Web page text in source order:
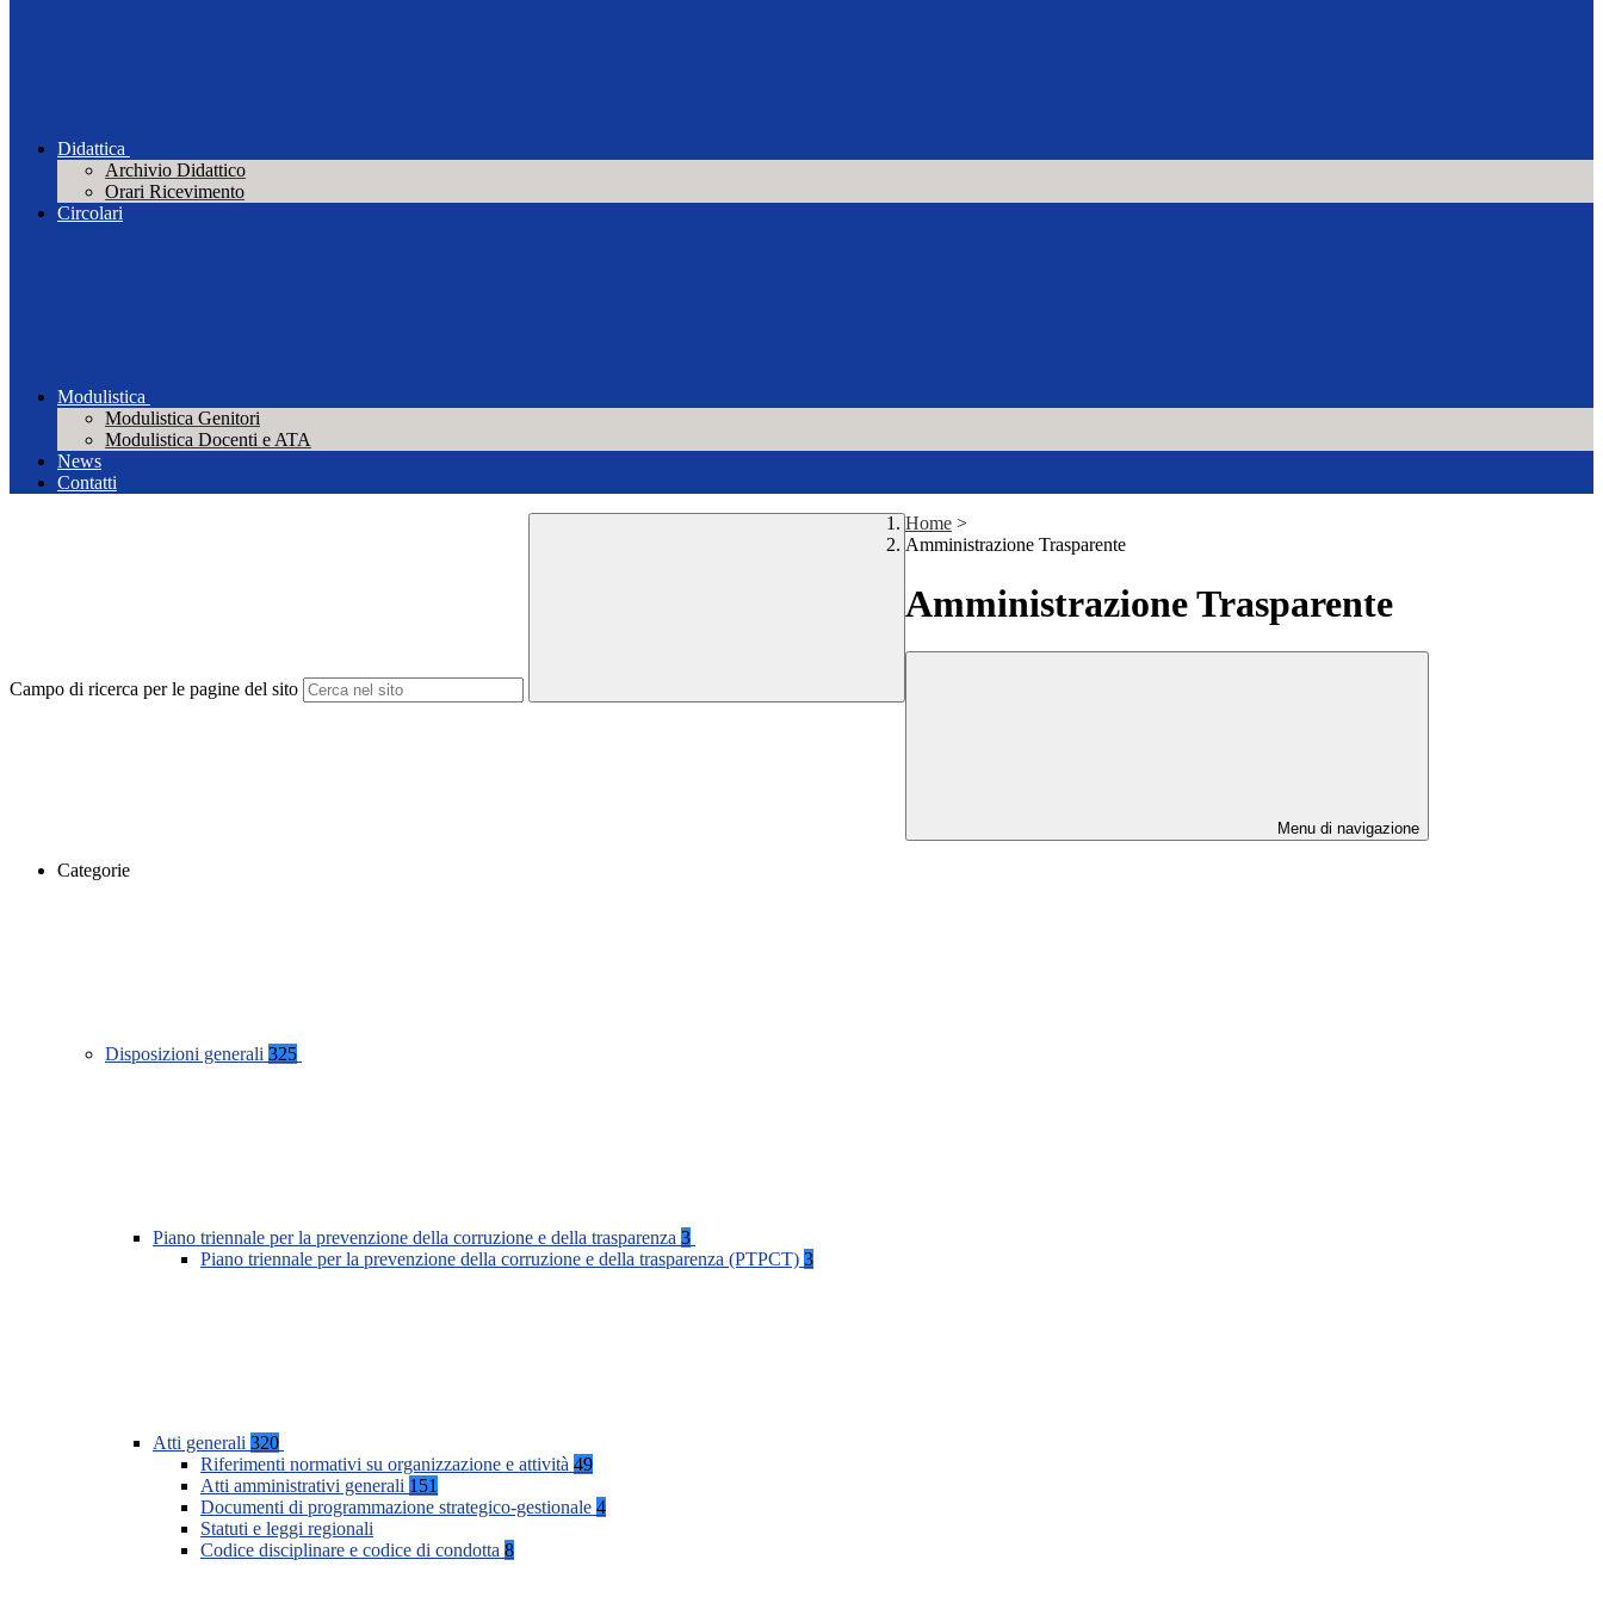
Didattica
Archivio Didattico
Orari Ricevimento
Circolari
Modulistica
Modulistica Genitori
Modulistica Docenti e ATA
News
Contatti
Campo di ricerca per le pagine del sito
Home >
Amministrazione Trasparente
Amministrazione Trasparente
Menu di navigazione
Categorie
Disposizioni generali 325
Piano triennale per la prevenzione della corruzione e della trasparenza 3
Piano triennale per la prevenzione della corruzione e della trasparenza (PTPCT) 3
Atti generali 320
Riferimenti normativi su organizzazione e attività 49
Atti amministrativi generali 151
Documenti di programmazione strategico-gestionale 4
Statuti e leggi regionali
Codice disciplinare e codice di condotta 8